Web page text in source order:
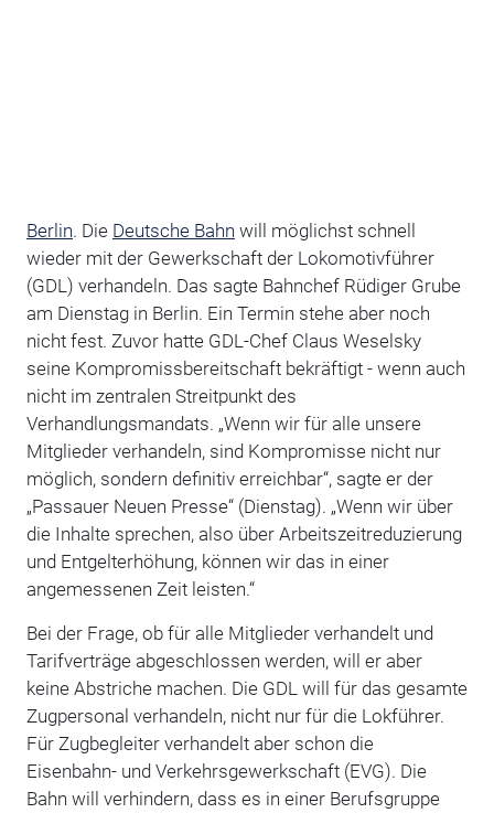
Berlin. Die Deutsche Bahn will möglichst schnell
wieder mit der Gewerkschaft der Lokomotivführer
(GDL) verhandeln. Das sagte Bahnchef Rüdiger Grube
am Dienstag in Berlin. Ein Termin stehe aber noch
nicht fest. Zuvor hatte GDL-Chef Claus Weselsky
seine Kompromissbereitschaft bekräftigt - wenn auch
nicht im zentralen Streitpunkt des
Verhandlungsmandats. „Wenn wir für alle unsere
Mitglieder verhandeln, sind Kompromisse nicht nur
möglich, sondern definitiv erreichbar“, sagte er der
„Passauer Neuen Presse“ (Dienstag). „Wenn wir über
die Inhalte sprechen, also über Arbeitszeitreduzierung
und Entgelterhöhung, können wir das in einer
angemessenen Zeit leisten.“
Bei der Frage, ob für alle Mitglieder verhandelt und
Tarifverträge abgeschlossen werden, will er aber
keine Abstriche machen. Die GDL will für das gesamte
Zugpersonal verhandeln, nicht nur für die Lokführer.
Für Zugbegleiter verhandelt aber schon die
Eisenbahn- und Verkehrsgewerkschaft (EVG). Die
Bahn will verhindern, dass es in einer Berufsgruppe